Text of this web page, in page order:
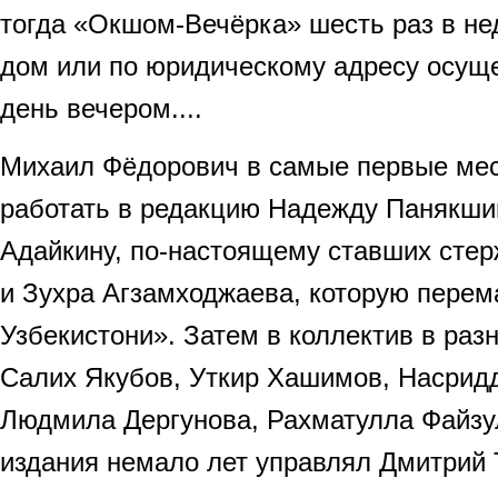
тогда «Окшом-Вечёрка» шесть раз в
дом или по юридическому адресу
день вечером....
Михаил Фёдорович в самые первые
работать в редакцию Надежду
Адайкину, по-настоящему ставших
и Зухра Агзамходжаева, которую
Узбекистони». Затем в коллектив в
Салих Якубов, Уткир Хашимов,
Людмила Дергунова, Рахматулла
издания немало лет управлял